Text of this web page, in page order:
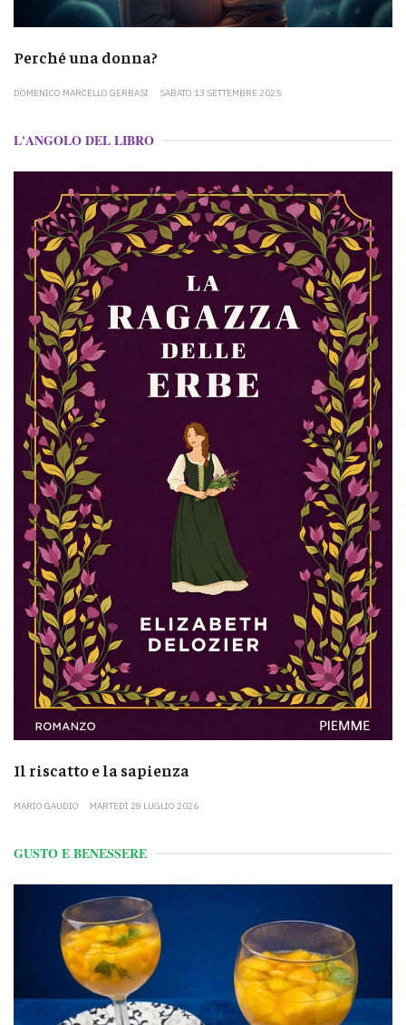
Perché una donna?
DOMENICO MARCELLO GERBASI SABATO 13 SETTEMBRE 2025
L'ANGOLO DEL LIBRO
Il riscatto e la sapienza
MARIO GAUDIO MARTEDÌ 28 LUGLIO 2026
GUSTO E BENESSERE